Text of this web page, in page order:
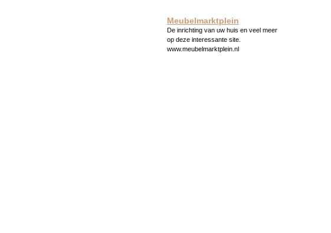
Meubelmarktplein
De inrichting van uw huis en veel meer
op deze interessante site.
www.meubelmarktplein.nl